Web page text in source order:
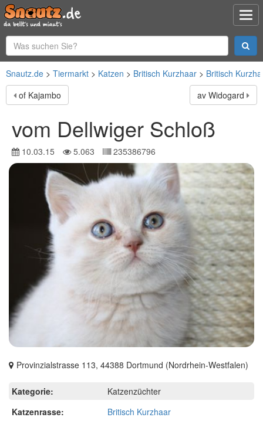
Snautz.de Tiermarkt Katzen Britisch Kurzhaar
Britisch
of Kajambo
av Widogard
vom Dellwiger Schloß
10.03.15 5.063 235386796
Provinzialstrasse 113, 44388 Dortmund (Nordrhein-Westfalen)
Kategorie:
Katzenzüchter
Katzenrasse:
Britisch Kurzhaar